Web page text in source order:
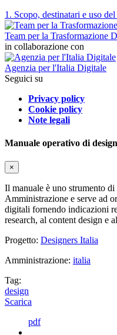
1. Scopo, destinatari e uso
Team per la Trasformazione
in collaborazione con
Agenzia per l'Italia Digitale
Seguici su
Privacy policy
Cookie policy
Note legali
Manuale operativo di design
×
Il manuale è uno strumento
Amministrazione e serve ad
digitali fornendo indicazioni
research, al content design e
Progetto: Designers Italia
Amministrazione: italia
Tag:
design
Scarica
pdf